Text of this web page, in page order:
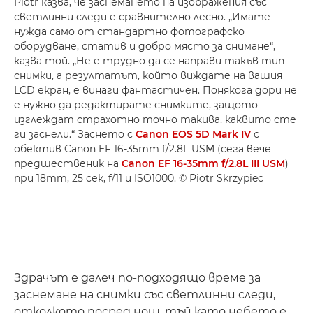
светлинни следи е сравнително лесно. „Имате
нужда само от стандартно фотографско
оборудване, статив и добро място за снимане“,
казва той. „Не е трудно да се направи такъв тип
снимки, а резултатът, който виждате на вашия
LCD екран, е винаги фантастичен. Понякога дори не
е нужно да редактирате снимките, защото
изглеждат страхотно точно такива, каквито сте
ги заснели.“ Заснето с Canon EOS 5D Mark IV с
обектив Canon EF 16-35mm f/2.8L USM (сега вече
предшественик на Canon EF 16-35mm f/2.8L III USM)
при 18mm, 25 сек, f/11 и ISO1000. © Piotr Skrzypiec
Здрачът е далеч по-подходящо време за
заснемане на снимки със светлинни следи,